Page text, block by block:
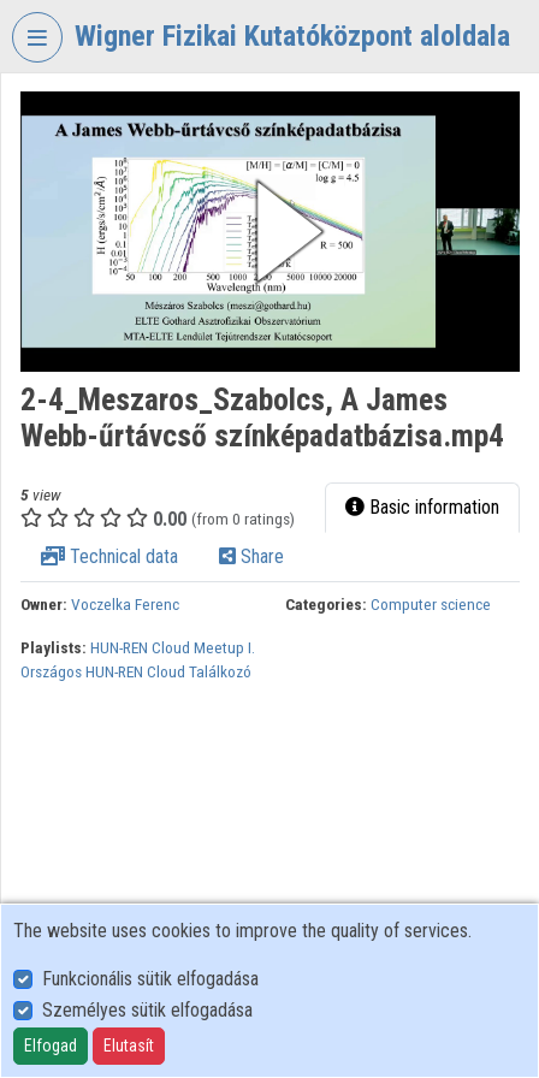
Skip header
Wigner Fizikai Kutatóközpont aloldala
KUTATÓKÖZPONT
Organization home
Categories
Contributors
2-4_Meszaros_Szabolcs, A James
Webb-űrtávcső színképadatbázisa.mp4
5 view
0.00 (from 0 ratings) Basic information
Technical data Share
Owner: Voczelka Ferenc Categories: Computer science
Playlists: HUN-REN Cloud Meetup I.
Országos HUN-REN Cloud Találkozó
User Policy
Adatkezelési tájékoztató (en)
Cookie Policy
The website uses cookies to improve the quality of services.
Funkcionális sütik elfogadása
Személyes sütik elfogadása
Elfogad Elutasít